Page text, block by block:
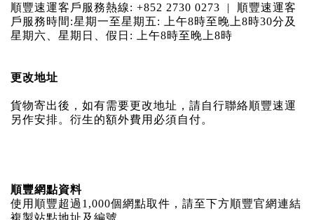
順豐速運客戶服務熱線: +852 2730 0273 | 順豐速運客
戶服務時間:星期一至星期五: 上午8時至晚上8時30分及
星期六、星期日、假日: 上午8時至晚上8時
更改地址
貨物寄出後，如有需要更改地址，請自行聯絡順豐速運
另作安排。衍生的額外費用必須自付。
順豐網點資料
使用順豐超過1,000個網點取件，請至下方順豐官網連結
複製站點地址及編號